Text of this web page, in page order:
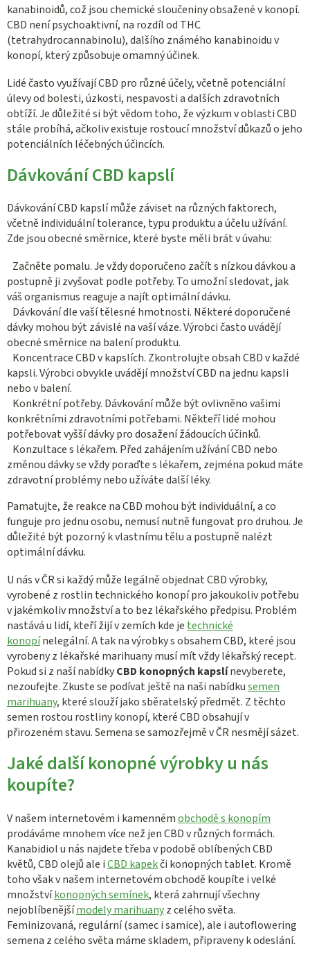
p
i
s
u
kanabinoidů, což jsou chemické sloučeniny obsažené v konopí.
CBD není psychoaktivní, na rozdíl od THC
(tetrahydrocannabinolu), dalšího známého kanabinoidu v
konopí, který způsobuje omamný účinek.
Lidé často využívají CBD pro různé účely, včetně potenciální
úlevy od bolesti, úzkosti, nespavosti a dalších zdravotních
obtíží. Je důležité si být vědom toho, že výzkum v oblasti CBD
stále probíhá, ačkoliv existuje rostoucí množství důkazů o jeho
potenciálních léčebných účincích.
Dávkování CBD kapslí
Dávkování CBD kapslí může záviset na různých faktorech,
včetně individuální tolerance, typu produktu a účelu užívání.
Zde jsou obecné směrnice, které byste měli brát v úvahu:
Začněte pomalu. Je vždy doporučeno začít s nízkou dávkou a
postupně ji zvyšovat podle potřeby. To umožní sledovat, jak
váš organismus reaguje a najít optimální dávku.
Dávkování dle vaší tělesné hmotnosti. Některé doporučené
dávky mohou být závislé na vaší váze. Výrobci často uvádějí
obecné směrnice na balení produktu.
Koncentrace CBD v kapslích. Zkontrolujte obsah CBD v každé
kapsli. Výrobci obvykle uvádějí množství CBD na jednu kapsli
nebo v balení.
Konkrétní potřeby. Dávkování může být ovlivněno vašimi
konkrétními zdravotními potřebami. Někteří lidé mohou
potřebovat vyšší dávky pro dosažení žádoucích účinků.
Konzultace s lékařem. Před zahájením užívání CBD nebo
změnou dávky se vždy poraďte s lékařem, zejména pokud máte
zdravotní problémy nebo užíváte další léky.
Pamatujte, že reakce na CBD mohou být individuální, a co
funguje pro jednu osobu, nemusí nutně fungovat pro druhou. Je
důležité být pozorný k vlastnímu tělu a postupně nalézt
optimální dávku.
U nás v ČR si každý může legálně objednat CBD výrobky,
vyrobené z rostlin technického konopí pro jakoukoliv potřebu
v jakémkoliv množství a to bez lékařského předpisu. Problém
nastává u lidí, kteří žijí v zemích kde jetechnické
konopínelegální. A tak na výrobky s obsahem CBD, které jsou
vyrobeny z lékařské marihuany musí mít vždy lékařský recept.
Pokud si z naší nabídkyCBD konopných kapslínevyberete,
nezoufejte. Zkuste se podívat ještě na naši nabídkusemen
marihuany, které slouží jako sběratelský předmět. Z těchto
semen rostou rostliny konopí, které CBD obsahují v
přirozeném stavu. Semena se samozřejmě v ČR nesmějí sázet.
Jaké další konopné výrobky u nás
koupíte?
V našem internetovém i kamennémobchodě s konopím
prodáváme mnohem více než jen CBD v různých formách.
Kanabidiol u nás najdete třeba v podobě oblíbených CBD
květů, CBD olejů ale iCBD kapekči konopných tablet. Kromě
toho však v našem internetovém obchodě koupíte i velké
množstvíkonopných semínek, která zahrnují všechny
nejoblíbenějšímodely marihuanyz celého světa.
Feminizovaná, regulární (samec i samice), ale i autoflowering
semena z celého světa máme skladem, připraveny k odeslání.